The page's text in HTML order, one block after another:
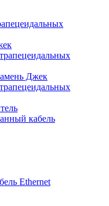
Джек
кабель
Ethernet